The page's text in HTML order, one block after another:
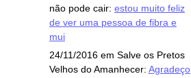
não pode cair: estou muito feliz
de ver uma pessoa de fibra e
mui
24/11/2016 em Salve os Pretos
Velhos do Amanhecer: Agradeço